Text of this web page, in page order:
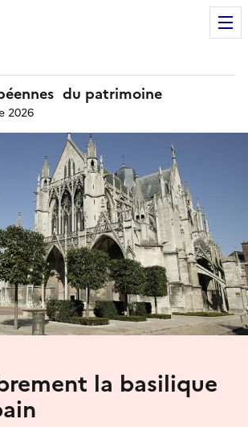
du patrimoine
2026
la basilique